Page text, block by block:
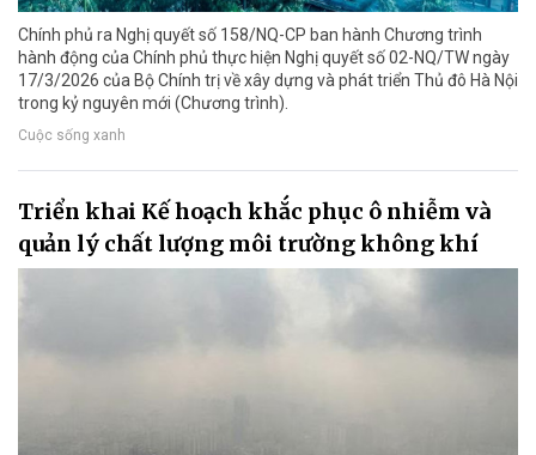
Chính phủ ra Nghị quyết số 158/NQ-CP ban hành Chương trình
hành động của Chính phủ thực hiện Nghị quyết số 02-NQ/TW ngày
17/3/2026 của Bộ Chính trị về xây dựng và phát triển Thủ đô Hà Nội
trong kỷ nguyên mới (Chương trình).
Cuộc sống xanh
Triển khai Kế hoạch khắc phục ô nhiễm và
quản lý chất lượng môi trường không khí